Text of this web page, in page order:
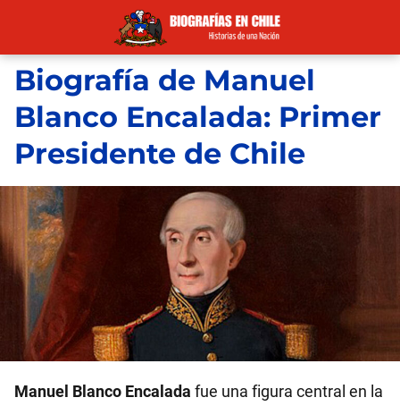
Biografía de Manuel
Blanco Encalada: Primer
Presidente de Chile
Manuel Blanco Encalada fue una figura central en la